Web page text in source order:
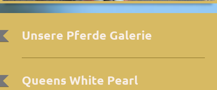
Unsere Pferde Galerie
Queens White Pearl